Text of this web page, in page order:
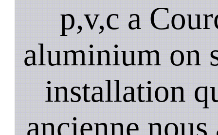
p,v,c a
aluminium on
installation
ancienne